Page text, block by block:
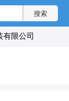
有限公司